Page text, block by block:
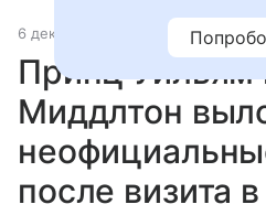
6 декабря 2022 Газета.Ру
Принц Уильям
Миддлтон
после визита